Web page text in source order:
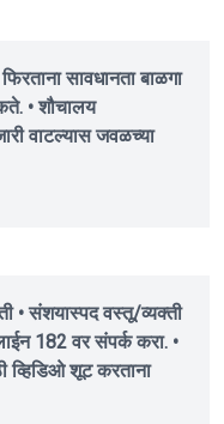
सावधानता बाळगा
• शौचालय
वाटल्यास जवळच्या
• संशयास्पद वस्तू/व्यक्ती
182 वर संपर्क करा. •
व्हिडिओ शूट करताना